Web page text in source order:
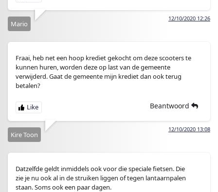
12/10/2020 12:26
Mario
Fraai, heb net een hoop krediet gekocht om deze scooters te
kunnen huren, worden deze op last van de gemeente
verwijderd. Gaat de gemeente mijn krediet dan ook terug
betalen?
Beantwoord
12/10/2020 13:08
Kire Toon
Datzelfde geldt inmiddels ook voor die speciale fietsen. Die
zie je nu ook al in de struiken liggen of tegen lantaarnpalen
staan. Soms ook een paar dagen.